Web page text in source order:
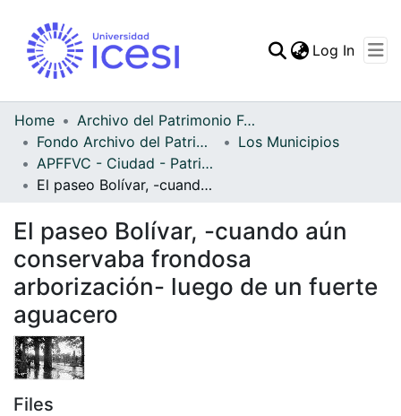
Statistics
Log In
Home
Archivo del Patrimonio Fotográfico y Fílmico del Valle del Cauca
Fondo Archivo del Patrimonio Fotográfico y Fílmico del Valle del Cauca
Los Municipios
APFFVC - Ciudad - Patrimonial
El paseo Bolívar, -cuando aún conservaba frondosa arborización- luego de un fuerte aguacero
El paseo Bolívar, -cuando aún
conservaba frondosa
arborización- luego de un fuerte
aguacero
Files